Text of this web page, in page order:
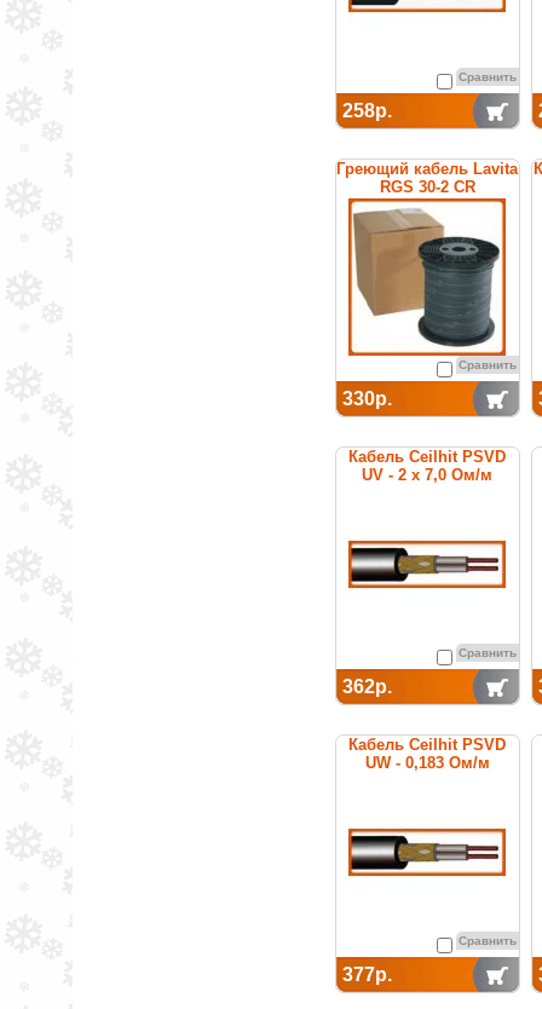
Сравнить
258р.
Греющий кабель Lavita
RGS 30-2 CR
Сравнить
330р.
Кабель Ceilhit PSVD
UV - 2 x 7,0 Ом/м
Сравнить
362р.
Кабель Ceilhit PSVD
UW - 0,183 Ом/м
Сравнить
377р.